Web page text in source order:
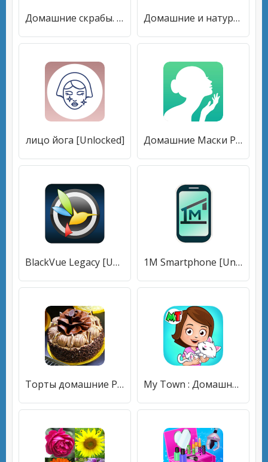
Домашние скрабы. Рецепты, советы [Unlocked] Домашние и натуральные маски для лица и кожи [Без рекламы]
лицо йога [Unlocked] Домашние Маски Рецепты Красоты [Без рекламы]
BlackVue Legacy [Unlocked] 1M Smartphone [Unlocked]
Торты домашние Рецепты с фото [Unlocked] My Town : Домашние питомцы [Много денег]